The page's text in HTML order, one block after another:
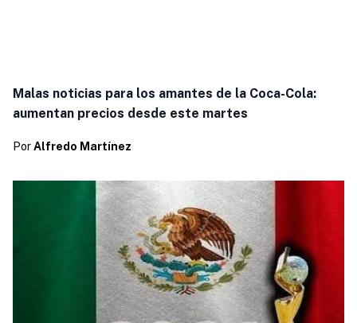
Malas noticias para los amantes de la Coca-Cola:
aumentan precios desde este martes
Por Alfredo Martínez